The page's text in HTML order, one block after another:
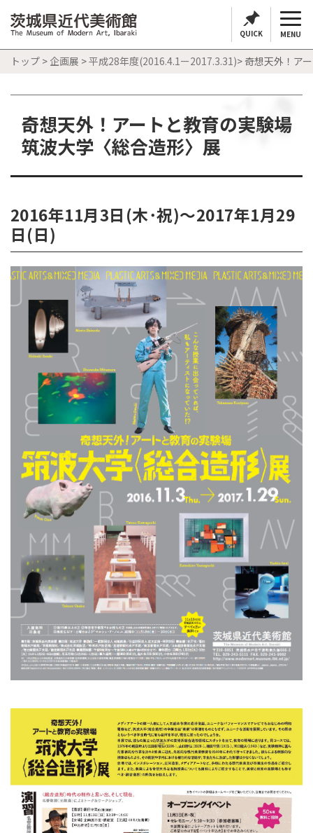
QUICK MENU
トップ > 企画展 >平成28年度(2016.4.1ー2017.3.31)> 奇想天外！ア
奇想天外！アートと教育の実験場
筑波大学〈総合造形〉展
2016年11月3日(木･祝)～2017年1月29
日(日)